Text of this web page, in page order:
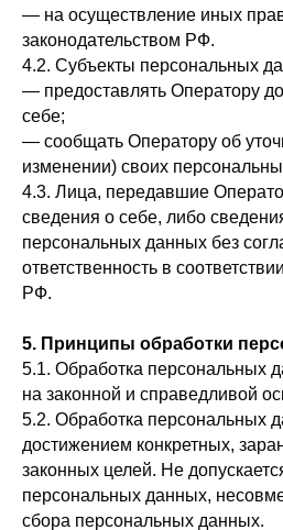
— на осуществление иных
законодательством РФ.
4.2. Субъекты персональных
— предоставлять Оператору
себе;
— сообщать Оператору об
изменении) своих
4.3. Лица, передавшие
сведения о себе, либо
персональных данных без
ответственность в
РФ.
5. Принципы обработки
5.1. Обработка персональных
на законной и справедливой
5.2. Обработка персональных
достижением конкретных,
законных целей. Не
персональных данных,
сбора персональных данных.